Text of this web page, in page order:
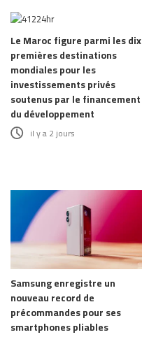
Le Maroc figure parmi les dix
premières destinations
mondiales pour les
investissements privés
soutenus par le financement
du développement
il y a 2 jours
Samsung enregistre un
nouveau record de
précommandes pour ses
smartphones pliables